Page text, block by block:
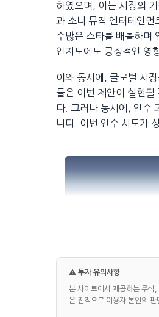
하였으며, 이는 시장의
과 소니 뮤직 엔터테인
수많은 스타를 배출하며
인지도에도 긍정적인 영
이와 동시에, 글로벌 시
들은 이번 제안이 실현될
다. 그러나 동시에, 인수
니다. 이번 인수 시도가
⚠️ 투자 유의사항
본 사이트에서 제공하는 주식
은 전적으로 이용자 본인의